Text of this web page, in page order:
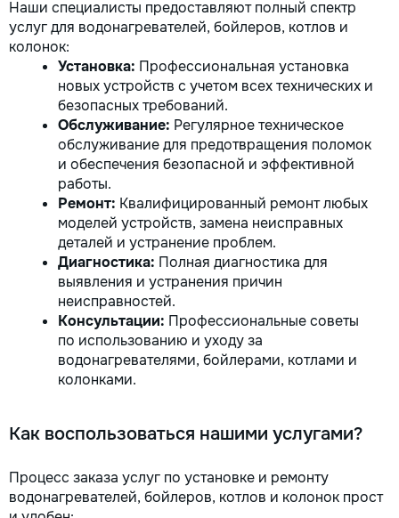
Наши специалисты предоставляют полный спектр
услуг для водонагревателей, бойлеров, котлов и
колонок:
Установка: Профессиональная установка
новых устройств с учетом всех технических и
безопасных требований.
Обслуживание: Регулярное техническое
обслуживание для предотвращения поломок
и обеспечения безопасной и эффективной
работы.
Ремонт: Квалифицированный ремонт любых
моделей устройств, замена неисправных
деталей и устранение проблем.
Диагностика: Полная диагностика для
выявления и устранения причин
неисправностей.
Консультации: Профессиональные советы
по использованию и уходу за
водонагревателями, бойлерами, котлами и
колонками.
Как воспользоваться нашими услугами?
Процесс заказа услуг по установке и ремонту
водонагревателей, бойлеров, котлов и колонок прост